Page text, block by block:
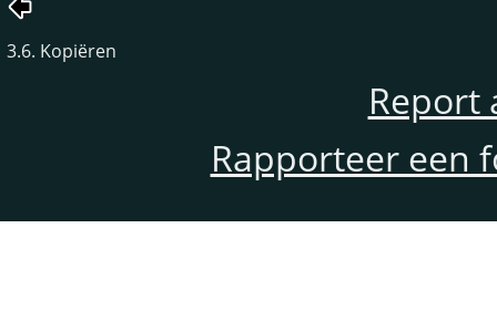
3.6. Kopiëren
Report
Rapporteer een